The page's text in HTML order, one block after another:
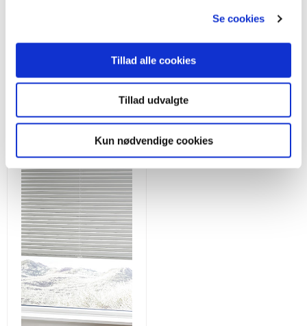
Se cookies
Tillad alle cookies
Tillad udvalgte
Kun nødvendige cookies
Se flere gardiner